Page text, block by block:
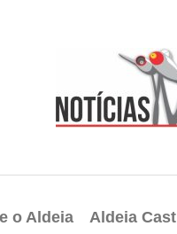
o Aldeia Aldeia Cast